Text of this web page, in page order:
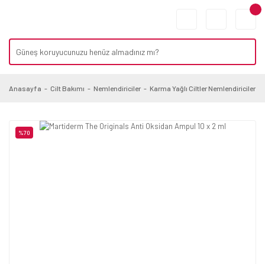
Anasayfa Cilt Bakımı Nemlendiriciler Karma Yağlı Ciltler Nemlendiriciler
%70